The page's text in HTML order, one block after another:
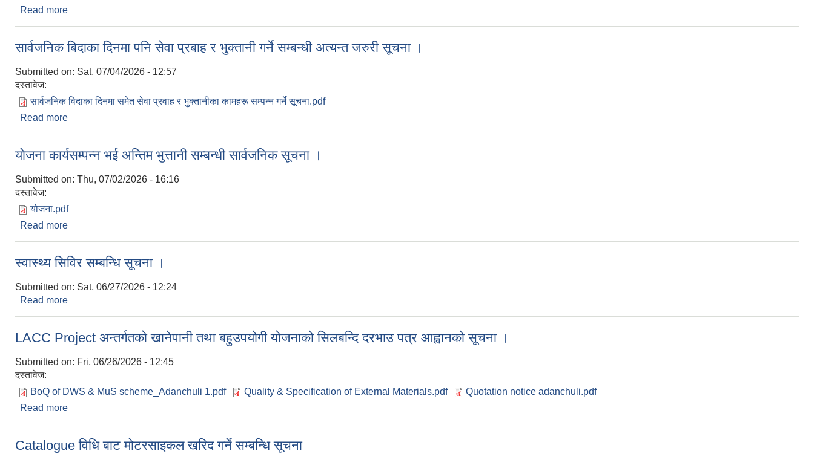
Read more
सार्वजनिक बिदाका दिनमा पनि सेवा प्रबाह र भुक्तानी गर्ने सम्बन्धी अत्यन्त जरुरी सूचना ।
Submitted on: Sat, 07/04/2026 - 12:57
दस्तावेज:
सार्वजनिक विदाका दिनमा समेत सेवा प्रवाह र भुक्तानीका कामहरू सम्पन्न गर्ने सूचना.pdf
Read more
योजना कार्यसम्पन्न भई अन्तिम भुत्तानी सम्बन्धी सार्वजनिक सूचना ।
Submitted on: Thu, 07/02/2026 - 16:16
दस्तावेज:
योजना.pdf
Read more
स्वास्थ्य सिविर सम्बन्धि सूचना ।
Submitted on: Sat, 06/27/2026 - 12:24
Read more
LACC Project अन्तर्गतको खानेपानी तथा बहुउपयोगी योजनाको सिलबन्दि दरभाउ पत्र आह्वानको सूचना ।
Submitted on: Fri, 06/26/2026 - 12:45
दस्तावेज:
BoQ of DWS & MuS scheme_Adanchuli 1.pdf
Quality & Specification of External Materials.pdf
Quotation notice adanchuli.pdf
Read more
Catalogue विधि बाट मोटरसाइकल खरिद गर्ने सम्बन्धि सूचना